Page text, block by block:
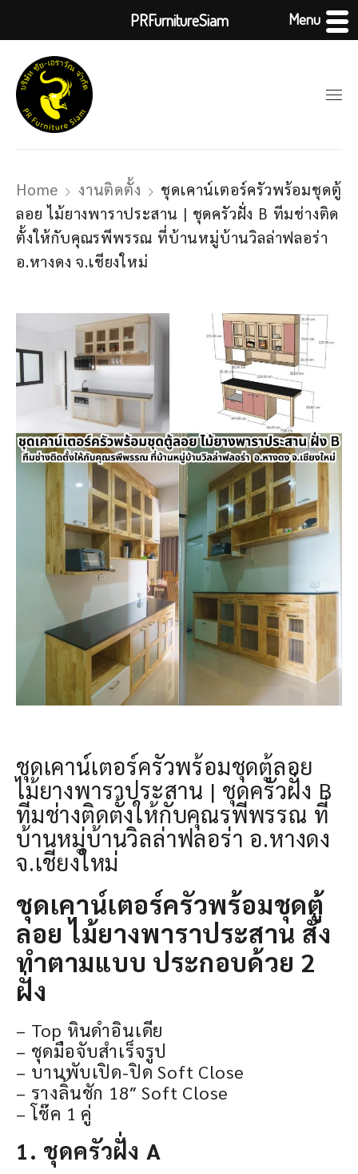
Home งานติดตั้ง
ชุดเคาน์เตอร์ครัวพร้อมชุดตู้
ลอย ไม้ยางพาราประสาน | ชุดครัวฝั่ง B ทีมช่างติด
ตั้งให้กับคุณรพีพรรณ ที่บ้านหมู่บ้านวิลล่าฟลอร่า
อ.หางดง จ.เชียงใหม่
ชุดเคาน์เตอร์ครัวพร้อมชุดตู้ลอย
ไม้ยางพาราประสาน | ชุดครัวฝั่ง B
ทีมช่างติดตั้งให้กับคุณรพีพรรณ ที่
บ้านหมู่บ้านวิลล่าฟลอร่า อ.หางดง
จ.เชียงใหม่
ชุดเคาน์เตอร์ครัวพร้อมชุดตู้
ลอย ไม้ยางพาราประสาน สั่ง
ทำตามแบบ ประกอบด้วย 2
ฝั่ง
– Top หินดำอินเดีย
– ชุดมือจับสำเร็จรูป
– บานพับเปิด-ปิด Soft Close
– รางลิ้นชัก 18″ Soft Close
– โช๊ค 1 คู่
1. ชุดครัวฝั่ง A
PRFurnitureSiam Menu